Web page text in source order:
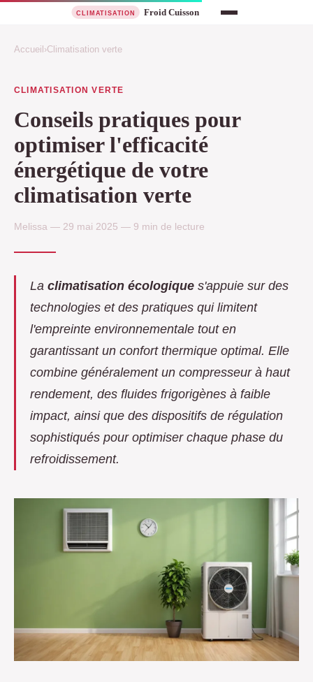
Accueil ›Climatisation verte
CLIMATISATION VERTE
Conseils pratiques pour
optimiser l'efficacité
énergétique de votre
climatisation verte
Melissa — 29 mai 2025 — 9 min de lecture
La climatisation écologique s'appuie sur des
technologies et des pratiques qui limitent
l'empreinte environnementale tout en
garantissant un confort thermique optimal. Elle
combine généralement un compresseur à haut
rendement, des fluides frigorigènes à faible
impact, ainsi que des dispositifs de régulation
sophistiqués pour optimiser chaque phase du
refroidissement.